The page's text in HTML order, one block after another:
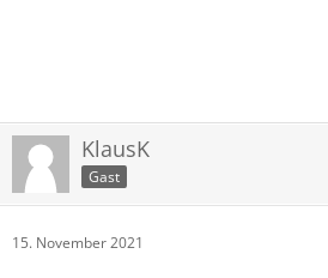
KlausK
Gast
15. November 2021